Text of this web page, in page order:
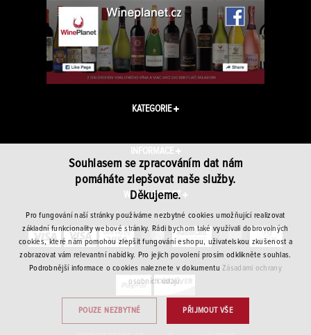
KATEGORIE
INFORMACE
WINEPLANET.CZ
Souhlasem se zpracováním dat nám
pomáháte zlepšovat naše služby.
Děkujeme.
Pro fungování naší stránky používáme nezbytné cookies umožňující realizovat
základní funkcionality webové stránky. Rádi bychom také využívali dobrovolných
cookies, které nám pomohou zlepšit fungování eshopu, uživatelskou zkušenost a
zobrazovat vám relevantní nabídky. Pro jejich povolení prosím odklikněte souhlas.
Podrobnější informace o cookies naleznete v dokumentuZásadami ochrany
osobních údajů.
PŘIJMOUT VŠE
POUZE NEZBYTNÉ